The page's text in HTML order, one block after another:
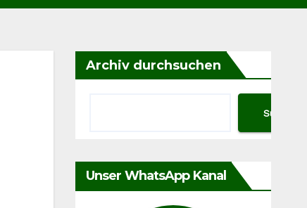
Archiv durchsuchen
Suchen
Unser WhatsApp Kanal